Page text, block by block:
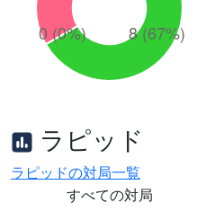
ラピッド
ラピッドの対局一覧
すべての対局